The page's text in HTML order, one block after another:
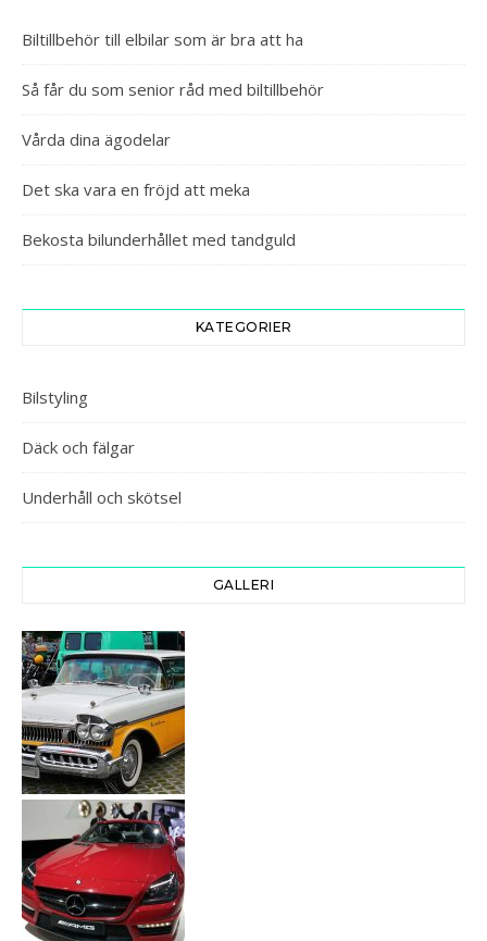
Biltillbehör till elbilar som är bra att ha
Så får du som senior råd med biltillbehör
Vårda dina ägodelar
Det ska vara en fröjd att meka
Bekosta bilunderhållet med tandguld
KATEGORIER
Bilstyling
Däck och fälgar
Underhåll och skötsel
GALLERI